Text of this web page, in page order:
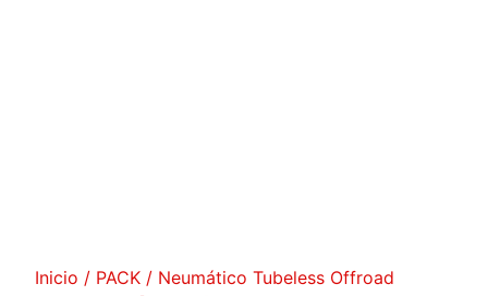
Inicio / PACK / Neumático Tubeless Offroad